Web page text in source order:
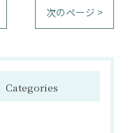
次のページ >
Categories